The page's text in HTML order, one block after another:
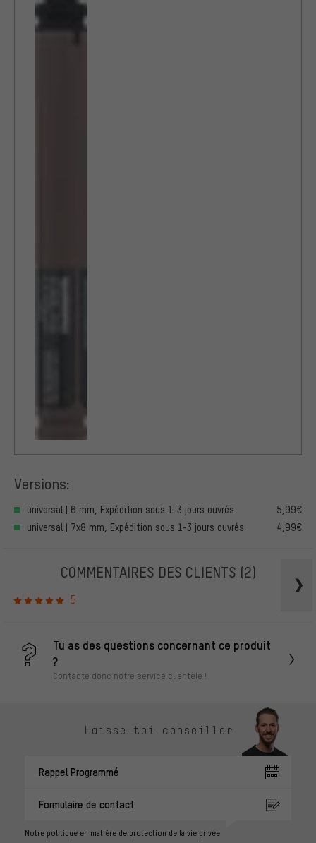
Versions:
universal | 6 mm, Expédition sous 1-3 jours ouvrés
5,99€
universal | 7x8 mm, Expédition sous 1-3 jours ouvrés
4,99€
COMMENTAIRES DES CLIENTS (2)
5
Tu as des questions concernant ce produit
?
Contacte donc notre service clientèle !
Laisse-toi conseiller
Rappel Programmé
Formulaire de contact
Notre politique en matière de protection de la vie privée